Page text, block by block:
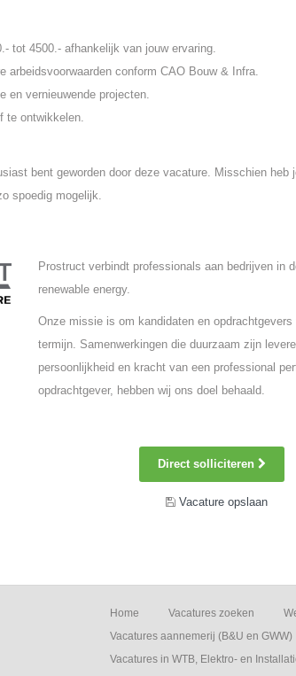
tot 4500.- afhankelijk van jouw ervaring.
arbeidsvoorwaarden conform CAO Bouw & Infra.
en vernieuwende projecten.
te ontwikkelen.
bent geworden door deze vacature. Misschien
spoedig mogelijk.
Prostruct verbindt professionals aan bedrijven in
renewable energy.
Onze missie is om kandidaten en
termijn. Samenwerkingen die duurzaam zijn
persoonlijkheid en kracht van een professional
opdrachtgever, hebben wij ons doel behaald.
Direct solliciteren
Vacature opslaan
Home Vacatures zoeken
Vacatures aannemerij (B&U en GWW)
Vacatures in WTB, Elektro- en